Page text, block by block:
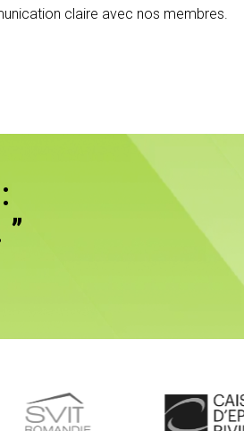
claire avec nos membres.